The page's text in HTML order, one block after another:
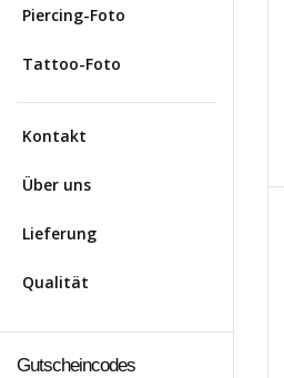
Piercing-Foto
Tattoo-Foto
Kontakt
Über uns
Lieferung
Qualität
Gutscheincodes